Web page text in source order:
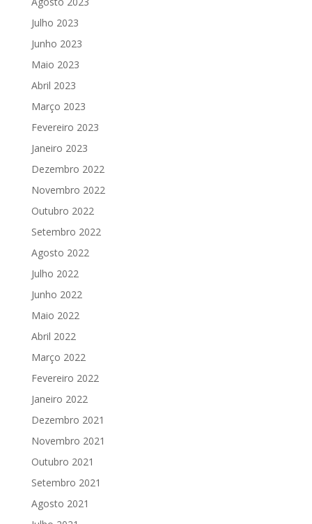
Julho 2023
Junho 2023
Maio 2023
Abril 2023
Março 2023
Fevereiro 2023
Janeiro 2023
Dezembro 2022
Novembro 2022
Outubro 2022
Setembro 2022
Agosto 2022
Julho 2022
Junho 2022
Maio 2022
Abril 2022
Março 2022
Fevereiro 2022
Janeiro 2022
Dezembro 2021
Novembro 2021
Outubro 2021
Setembro 2021
Agosto 2021